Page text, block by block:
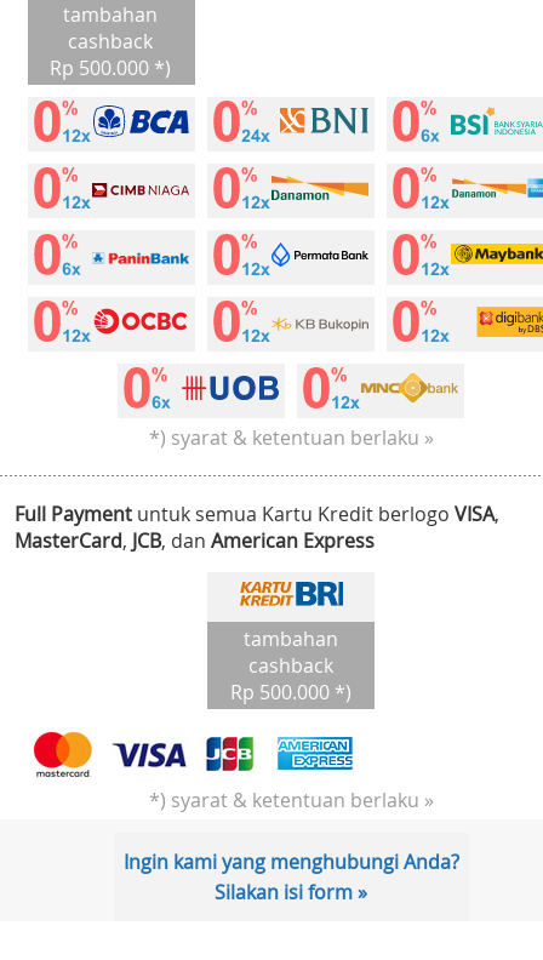
tambahan
cashback
Rp 500.000 *)
*) syarat & ketentuan berlaku »
Full Payment untuk semua Kartu Kredit berlogo VISA,
MasterCard, JCB, dan American Express
tambahan
cashback
Rp 500.000 *)
*) syarat & ketentuan berlaku »
Ingin kami yang menghubungi Anda?
Silakan isi form »